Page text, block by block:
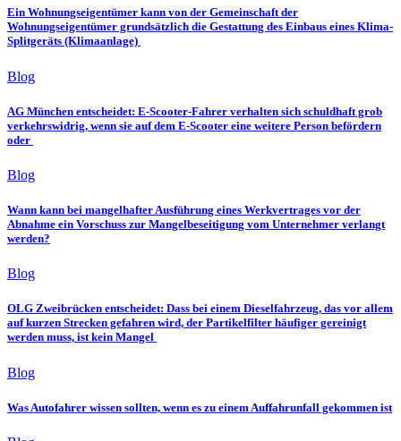
Ein Wohnungseigentümer kann von der Gemeinschaft der
Wohnungseigentümer grundsätzlich die Gestattung des Einbaus eines Klima-
Splitgeräts (Klimaanlage)
Blog
AG München entscheidet: E-Scooter-Fahrer verhalten sich schuldhaft grob
verkehrswidrig, wenn sie auf dem E-Scooter eine weitere Person befördern
oder
Blog
Wann kann bei mangelhafter Ausführung eines Werkvertrages vor der
Abnahme ein Vorschuss zur Mangelbeseitigung vom Unternehmer verlangt
werden?
Blog
OLG Zweibrücken entscheidet: Dass bei einem Dieselfahrzeug, das vor allem
auf kurzen Strecken gefahren wird, der Partikelfilter häufiger gereinigt
werden muss, ist kein Mangel
Blog
Was Autofahrer wissen sollten, wenn es zu einem Auffahrunfall gekommen ist